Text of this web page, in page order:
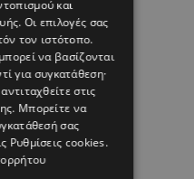
και
Οι επιλογές σας
τον ιστότοπο.
να βασίζονται
για συγκατάθεση·
στις
. Μπορείτε να
σας
Ρυθμίσεις cookies.